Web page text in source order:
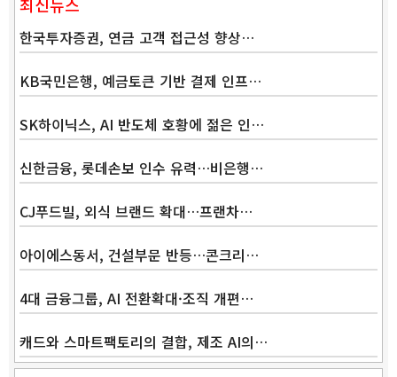
최신뉴스
한국투자증권, 연금 고객 접근성 향상…
KB국민은행, 예금토큰 기반 결제 인프…
SK하이닉스, AI 반도체 호황에 젊은 인…
신한금융, 롯데손보 인수 유력…비은행…
CJ푸드빌, 외식 브랜드 확대…프랜차…
아이에스동서, 건설부문 반등…콘크리…
4대 금융그룹, AI 전환확대·조직 개편…
캐드와 스마트팩토리의 결합, 제조 AI의…